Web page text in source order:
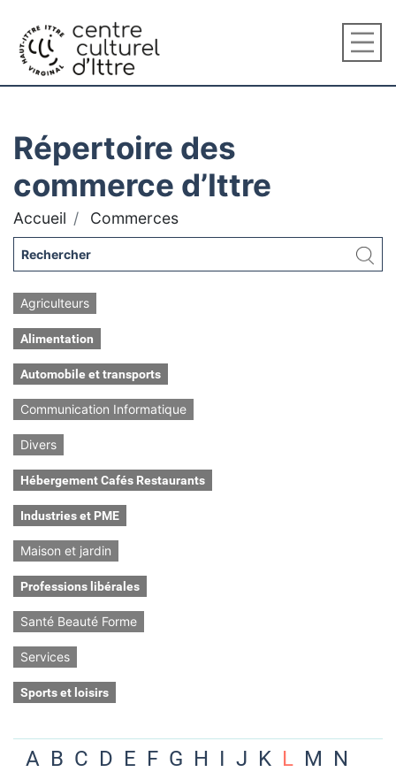
Répertoire des
commerce d’Ittre
Accueil Commerces
Agriculteurs
Alimentation
Automobile et transports
Communication Informatique
Divers
Hébergement Cafés Restaurants
Industries et PME
Maison et jardin
Professions libérales
Santé Beauté Forme
Services
Sports et loisirs
A B C D E F G H I J K L M N